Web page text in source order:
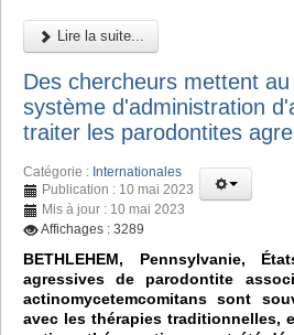
Lire la suite...
Des chercheurs mettent
système d'administration
traiter les parodontites
Catégorie : Internationales
Publication : 10 mai 2023
Mis à jour : 10 mai 2023
Affichages : 3289
BETHLEHEM, Pennsylvanie,
agressives de parodontite
actinomycetemcomitans sont
avec les thérapies traditionnelles,